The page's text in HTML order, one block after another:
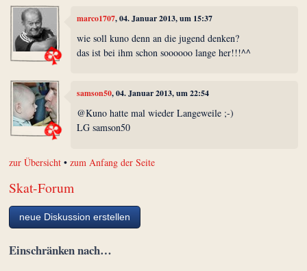
marco1707, 04. Januar 2013, um 15:37
wie soll kuno denn an die jugend denken?
das ist bei ihm schon soooooo lange her!!!^^
samson50, 04. Januar 2013, um 22:54
@Kuno hatte mal wieder Langeweile ;-)
LG samson50
zur Übersicht •zum Anfang der Seite
Skat-Forum
neue Diskussion erstellen
Einschränken nach…